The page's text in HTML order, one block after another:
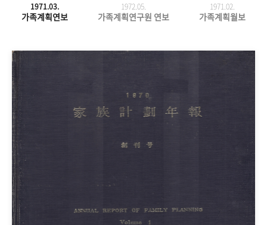
1971.03.
가족계획연보
1972.05.
가족계획연구원 연보
1971.02.
가족계획월보